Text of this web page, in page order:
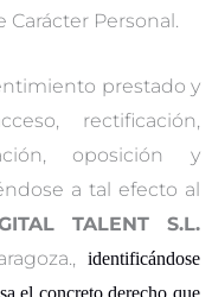
Personal.
prestado y
rectificación,
oposición y
a tal efecto al
TALENT S.L.
identificándose
el concreto derecho que